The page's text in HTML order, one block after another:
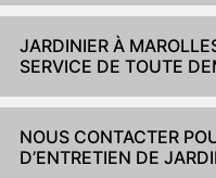
JARDINIER À
SERVICE DE TOUTE
NOUS CONTACTER
D’ENTRETIEN DE